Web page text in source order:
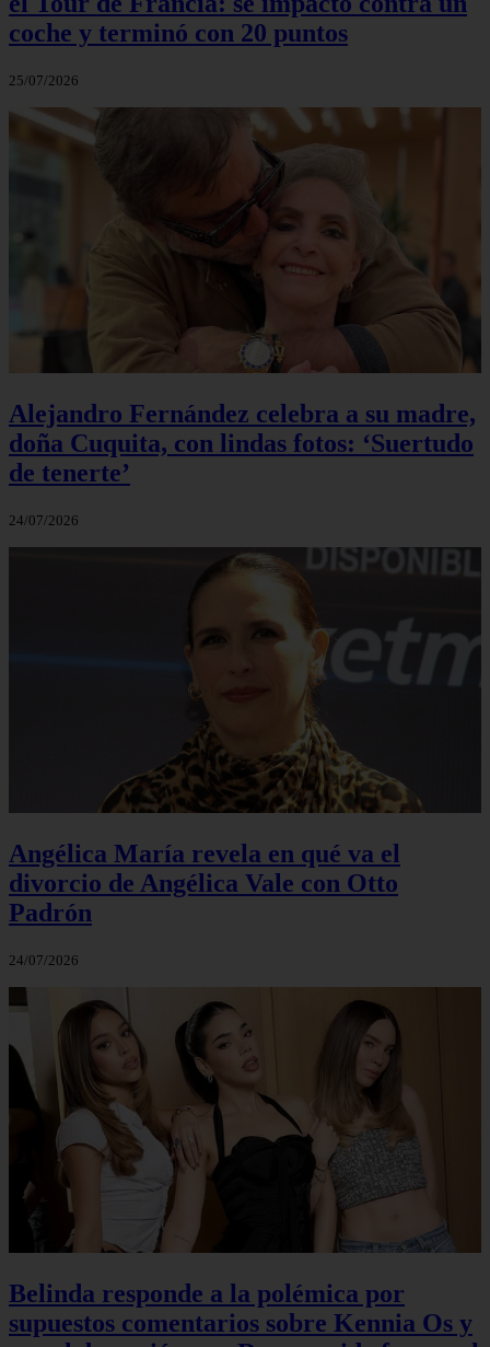
coche y terminó con 20 puntos
25/07/2026
Alejandro Fernández celebra a su madre,
doña Cuquita, con lindas fotos: ‘Suertudo
de tenerte’
24/07/2026
Angélica María revela en qué va el
divorcio de Angélica Vale con Otto
Padrón
24/07/2026
Belinda responde a la polémica por
supuestos comentarios sobre Kennia Os y